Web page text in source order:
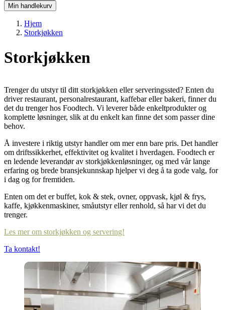
Min handlekurv
Hjem
Storkjøkken
Storkjøkken
Trenger du utstyr til ditt storkjøkken eller serveringssted? Enten du
driver restaurant, personalrestaurant, kaffebar eller bakeri, finner du
det du trenger hos Foodtech. Vi leverer både enkeltprodukter og
komplette løsninger, slik at du enkelt kan finne det som passer dine
behov.
Å investere i riktig utstyr handler om mer enn bare pris. Det handler
om driftssikkerhet, effektivitet og kvalitet i hverdagen. Foodtech er
en ledende leverandør av storkjøkkenløsninger, og med vår lange
erfaring og brede bransjekunnskap hjelper vi deg å ta gode valg, for
i dag og for fremtiden.
Enten om det er buffet, kok & stek, ovner, oppvask, kjøl & frys,
kaffe, kjøkkenmaskiner, småutstyr eller renhold, så har vi det du
trenger.
Les mer om storkjøkken og servering!
Ta kontakt!